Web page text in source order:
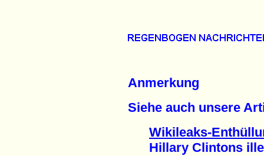
Anmerkung
Siehe auch unsere
Wikileaks-
Hillary Clintons